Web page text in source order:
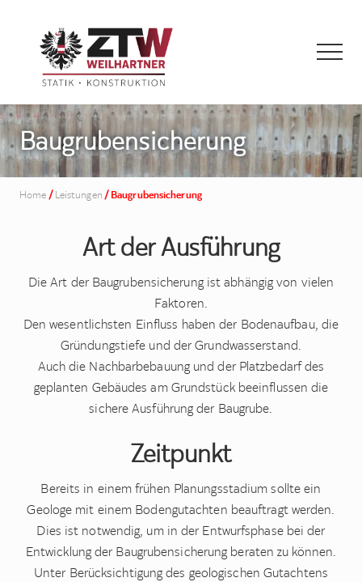
content
Statik
·
Konstruktion
Menu
Baugrubensicherung
Home /Leistungen /Baugrubensicherung
Art der Ausführung
Die Art der Baugrubensicherung ist abhängig von vielen
Faktoren.
Den wesentlichsten Einfluss haben der Bodenaufbau, die
Gründungstiefe und der Grundwasserstand.
Auch die Nachbarbebauung und der Platzbedarf des
geplanten Gebäudes am Grundstück beeinflussen die
sichere Ausführung der Baugrube.
Zeitpunkt
Bereits in einem frühen Planungsstadium sollte ein
Geologe mit einem Bodengutachten beauftragt werden.
Dies ist notwendig, um in der Entwurfsphase bei der
Entwicklung der Baugrubensicherung beraten zu können.
Unter Berücksichtigung des geologischen Gutachtens